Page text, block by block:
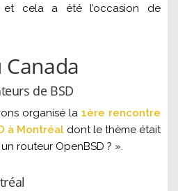
cela a été l’occasion de
de BSD
organisé la 1ère rencontre
à Montréal dont le thème était
routeur OpenBSD ? ».